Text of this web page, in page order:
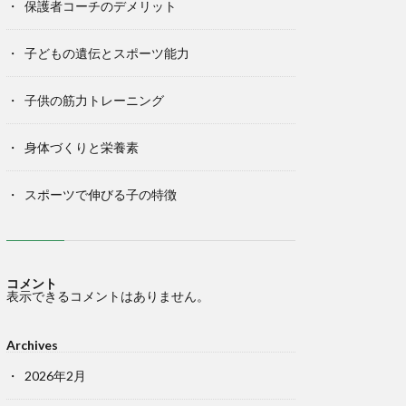
保護者コーチのデメリット
子どもの遺伝とスポーツ能力
子供の筋力トレーニング
身体づくりと栄養素
スポーツで伸びる子の特徴
コメント
表示できるコメントはありません。
Archives
2026年2月